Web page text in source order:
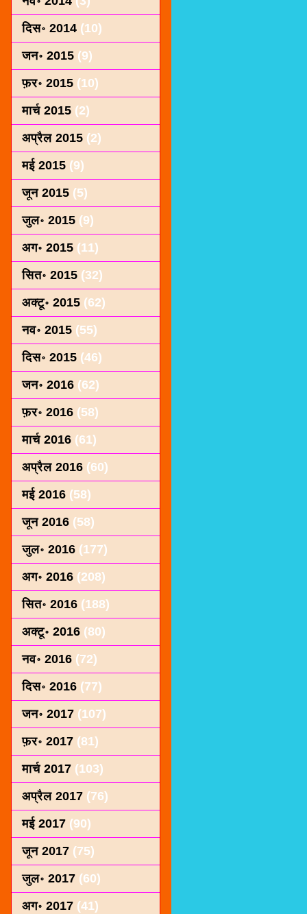
दिस॰ 2014 (10)
जन॰ 2015 (9)
फ़र॰ 2015 (10)
मार्च 2015 (2)
अप्रैल 2015 (2)
मई 2015 (9)
जून 2015 (5)
जुल॰ 2015 (9)
अग॰ 2015 (11)
सित॰ 2015 (32)
अक्टू॰ 2015 (62)
नव॰ 2015 (55)
दिस॰ 2015 (46)
जन॰ 2016 (62)
फ़र॰ 2016 (58)
मार्च 2016 (61)
अप्रैल 2016 (60)
मई 2016 (58)
जून 2016 (58)
जुल॰ 2016 (177)
अग॰ 2016 (208)
सित॰ 2016 (188)
अक्टू॰ 2016 (80)
नव॰ 2016 (72)
दिस॰ 2016 (77)
जन॰ 2017 (107)
फ़र॰ 2017 (81)
मार्च 2017 (103)
अप्रैल 2017 (76)
मई 2017 (90)
जून 2017 (75)
जुल॰ 2017 (60)
अग॰ 2017 (41)